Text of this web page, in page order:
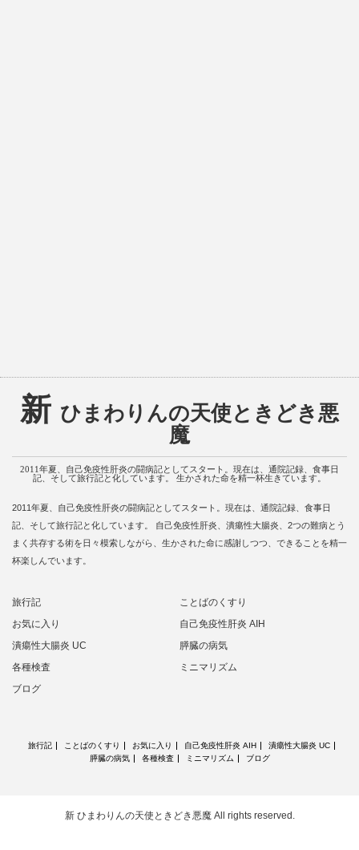
新 ひまわりんの天使ときどき悪
魔
2011年夏、自己免疫性肝炎の闘病記としてスタート。現在は、通院記録、食事日
記、そして旅行記と化しています。 生かされた命を精一杯生きています。
2011年夏、自己免疫性肝炎の闘病記としてスタート。現在は、通院記録、食事日
記、そして旅行記と化しています。 自己免疫性肝炎、潰瘍性大腸炎、2つの難病とう
まく共存する術を日々模索しながら、生かされた命に感謝しつつ、できることを精一
杯楽しんでいます。
旅行記
ことばのくすり
お気に入り
自己免疫性肝炎 AIH
潰瘍性大腸炎 UC
膵臓の病気
各種検査
ミニマリズム
ブログ
旅行記 ことばのくすり お気に入り 自己免疫性肝炎 AIH
潰瘍性大腸炎 UC
膵臓の病気
各種検査 ミニマリズム ブログ
新 ひまわりんの天使ときどき悪魔All rights reserved.